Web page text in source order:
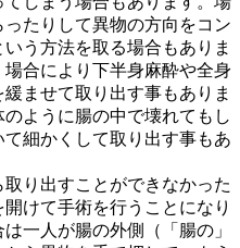
たりして異物の方向をコン
う方法を取る場合もありま
合により下半身麻酔や全身
ませて取り出す事もありま
ように腸の中で壊れてもし
細かくして取り出す事もあ
り出すことができなかった
けて手術を行うことになり
一人が腸の外側（「腸の」